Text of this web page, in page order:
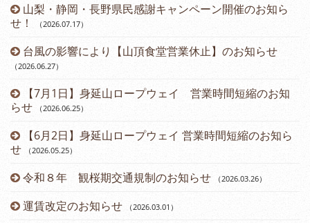
山梨・静岡・長野県民感謝キャンペーン開催のお知ら
せ！
（2026.07.17）
台風の影響により【山頂食堂営業休止】のお知らせ
（2026.06.27）
【7月1日】身延山ロープウェイ 営業時間短縮のお知
らせ
（2026.06.25）
【6月2日】身延山ロープウェイ 営業時間短縮のお知ら
せ
（2026.05.25）
令和８年 観桜期交通規制のお知らせ （2026.03.26）
運賃改定のお知らせ （2026.03.01 ）